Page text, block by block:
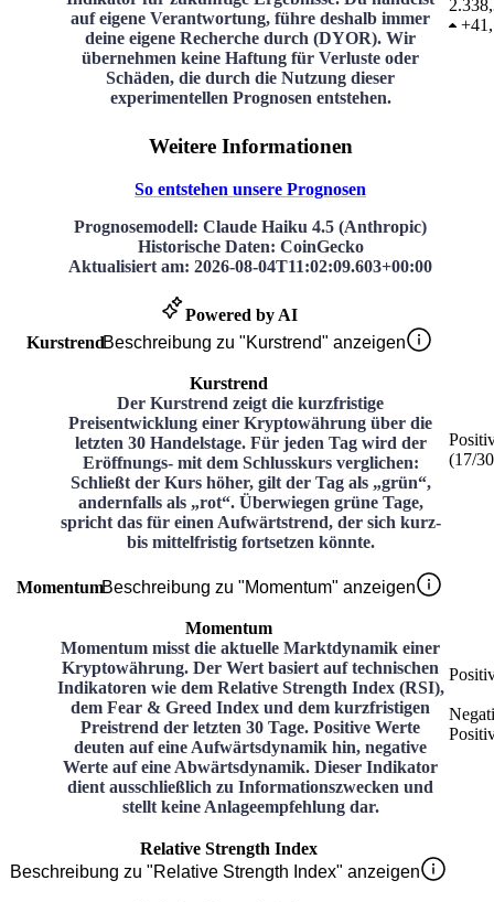
auf eigene Verantwortung, führe deshalb immer
deine eigene Recherche durch (DYOR). Wir
übernehmen keine Haftung für Verluste oder
Schäden, die durch die Nutzung dieser
experimentellen Prognosen entstehen.
Weitere Informationen
So entstehen unsere Prognosen
Prognosemodell: Claude Haiku 4.5 (Anthropic)
Historische Daten: CoinGecko
Aktualisiert am: 2026-08-04T11:02:09.603+00:00
Powered by AI
+
KurstrendBeschreibung zu "Kurstrend" anzeigen
Kurstrend
Der Kurstrend zeigt die kurzfristige
Preisentwicklung einer Kryptowährung über die
letzten 30 Handelstage. Für jeden Tag wird der
Eröffnungs- mit dem Schlusskurs verglichen:
Schließt der Kurs höher, gilt der Tag als „grün“,
andernfalls als „rot“. Überwiegen grüne Tage,
spricht das für einen Aufwärtstrend, der sich kurz-
bis mittelfristig fortsetzen könnte.
(17/
MomentumBeschreibung zu "Momentum" anzeigen
Momentum
Momentum misst die aktuelle Marktdynamik einer
Kryptowährung. Der Wert basiert auf technischen
Indikatoren wie dem Relative Strength Index (RSI),
dem Fear & Greed Index und dem kurzfristigen
Preistrend der letzten 30 Tage. Positive Werte
deuten auf eine Aufwärtsdynamik hin, negative
Werte auf eine Abwärtsdynamik. Dieser Indikator
dient ausschließlich zu Informationszwecken und
stellt keine Anlageempfehlung dar.
Relative Strength Index
Beschreibung zu "Relative Strength Index" anzeigen